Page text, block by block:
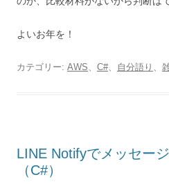
よいお年を！
カテゴリー: AWS、 C#、 自分語り 、
LINE Notifyでメッセー
（C#）